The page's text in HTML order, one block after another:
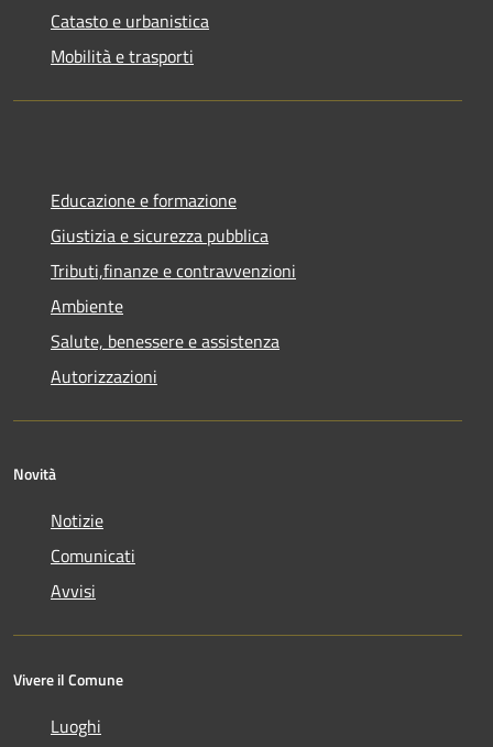
Catasto e urbanistica
Mobilità e trasporti
Educazione e formazione
Giustizia e sicurezza pubblica
Tributi,finanze e contravvenzioni
Ambiente
Salute, benessere e assistenza
Autorizzazioni
Novità
Notizie
Comunicati
Avvisi
Vivere il Comune
Luoghi